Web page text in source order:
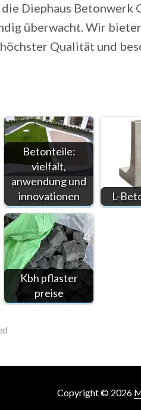
Diephaus Betonwerk
überwacht. Wir
Qualität und
Betonteile:
vielfalt,
anwendung und
innovationen
L-
Kbh pflaster
preise
Copyright © 2026